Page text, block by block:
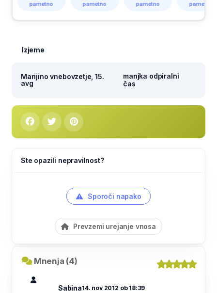
pametno
pametno
pametno
pametno
Izjeme
Marijino vnebovzetje, 15.
avg
manjka odpiralni
čas
Ste opazili nepravilnost?
Sporoči napako
Prevzemi urejanje vnosa
Mnenja (4)
Sabina14. nov 2012 ob 18:39